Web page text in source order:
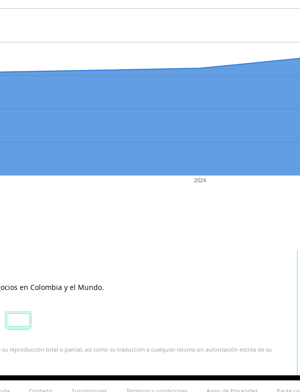
2024
en Colombia y el Mundo.
su reproducción total o parcial, así como su traducción a cualquier idioma sin autorización escrita de su